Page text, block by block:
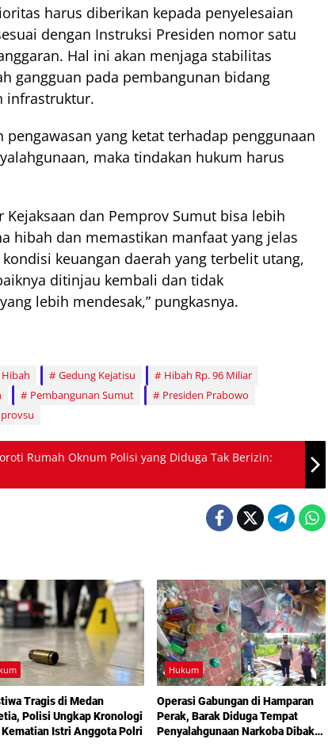
harus diberikan kepada penyelesaian
dengan Instruksi Presiden nomor satu
Hal ini akan menjaga stabilitas
gangguan pada pembangunan bidang
infrastruktur.
yang ketat terhadap penggunaan
maka tindakan hukum harus
dan Pemprov Sumut bisa lebih
hibah dan memastikan manfaat yang jelas
keuangan daerah yang terbelit utang,
ditinjau kembali dan tidak
lebih mendesak,” pungkasnya.
Hibah Gedung Kejatisu
Hibah Rp. 96 Miliar
Pembangunan Sumut
Presiden Prabowo
Rumah Oknum Polisi yang Diduga Tak Berizin:
Tragis di Medan
Polisi Ungkap Kronologi
Istri Anggota Polri
Hukum
Operasi Gabungan di Hamparan
Perak, Barak Diduga Tempat
Penyalahgunaan Narkoba Dibakar
Hukum